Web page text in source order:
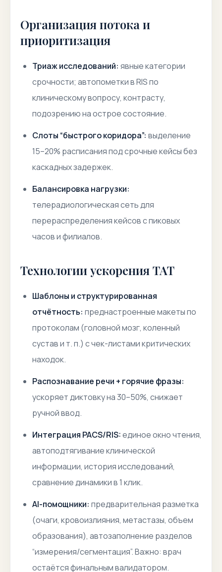
Организация потока и
приоритизация
Триаж исследований: явные категории
срочности; автопометки в RIS по
клиническому вопросу, контрасту,
подозрению на острое состояние.
Слоты “быстрого коридора”: выделение
15–20% расписания под срочные кейсы без
каскадных задержек.
Балансировка нагрузки:
телерадиологическая сеть для
перераспределения кейсов с пиковых
часов и филиалов.
Технологии ускорения TAT
Шаблоны и структурированная
отчётность: преднастроенные макеты по
протоколам (головной мозг, коленный
сустав и т. п.) с чек-листами критических
находок.
Распознавание речи + горячие фразы:
ускоряет диктовку на 30–50%, снижает
ручной ввод.
Интеграция PACS/RIS:единое окно чтения,
автоподтягивание клинической
информации, история исследований,
сравнение динамики в 1 клик.
AI-помощники: предварительная разметка
(очаги, кровоизлияния, метастазы, объем
образования), автозаполнение разделов
“измерения/сегментация”. Важно: врач
остаётся финальным валидатором.